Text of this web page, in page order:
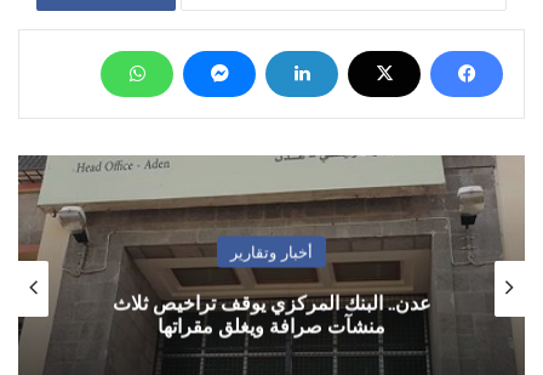
أخبار وتقارير
عدن.. البنك المركزي يوقف تراخيص ثلاث
منشآت صرافة ويغلق مقراتها